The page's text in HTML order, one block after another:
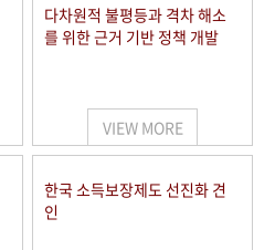
다차원적 불평등과 격차 해소
를 위한 근거 기반 정책 개발
VIEW MORE
한국 소득보장제도 선진화 견
인